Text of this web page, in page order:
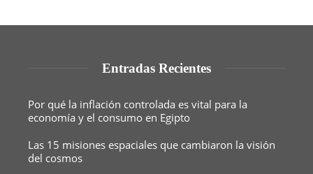
Entradas Recientes
Por qué la inflación controlada es vital para la
economía y el consumo en Egipto
Las 15 misiones espaciales que cambiaron la visión
del cosmos